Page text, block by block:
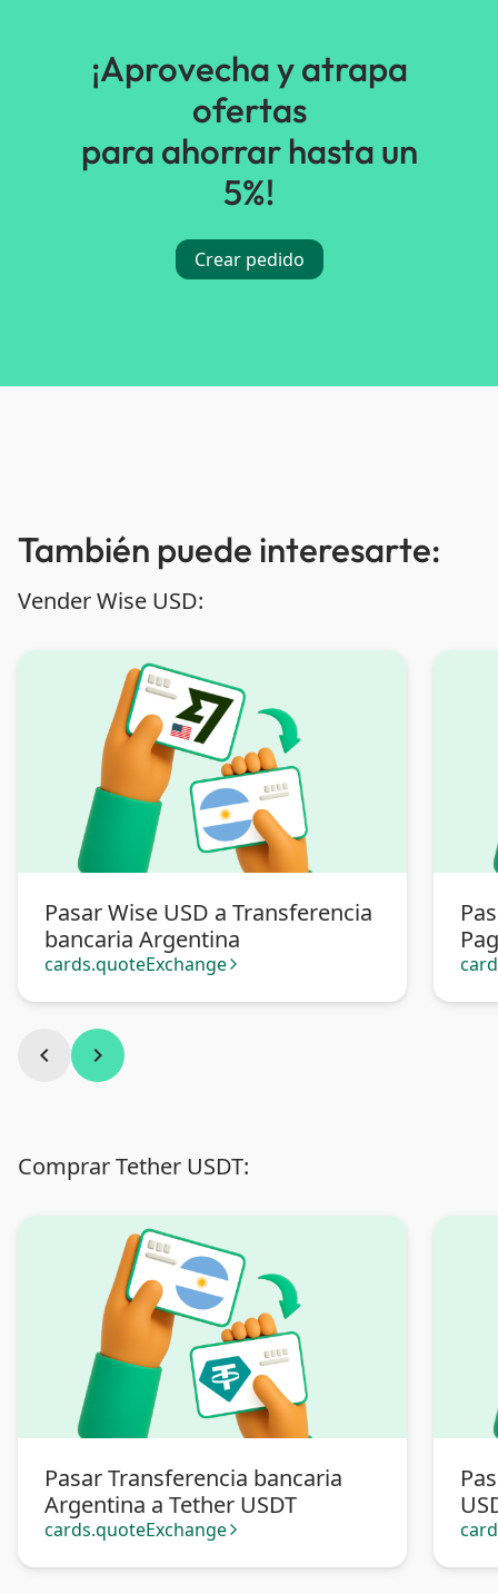
¡Aprovecha y atrapa
ofertas
para ahorrar hasta un
5%!
Crear pedido
También puede interesarte:
Vender Wise USD:
Pasar Wise USD a Transferencia
bancaria Argentina
cards.quoteExchange arrow_forward_ios
chevron_left chevron_right
Comprar Tether USDT:
Pasar Transferencia bancaria
Argentina a Tether USDT
cards.quoteExchange arrow_forward_ios